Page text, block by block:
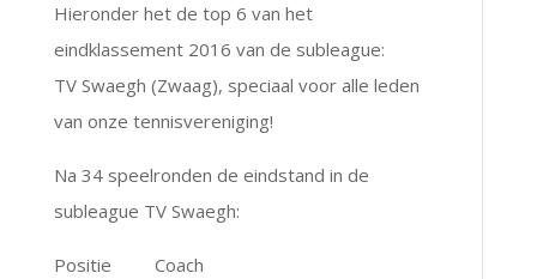
Hieronder het de top 6 van het
eindklassement 2016 van de subleague:
TV Swaegh (Zwaag), speciaal voor alle leden
van onze tennisvereniging!
Na 34 speelronden de eindstand in de
subleague TV Swaegh:
Positie Coach